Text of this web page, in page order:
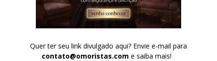
Quer ter seu link divulgado aqui? Envie e-mail para
contato@omoristas.com e saiba mais!